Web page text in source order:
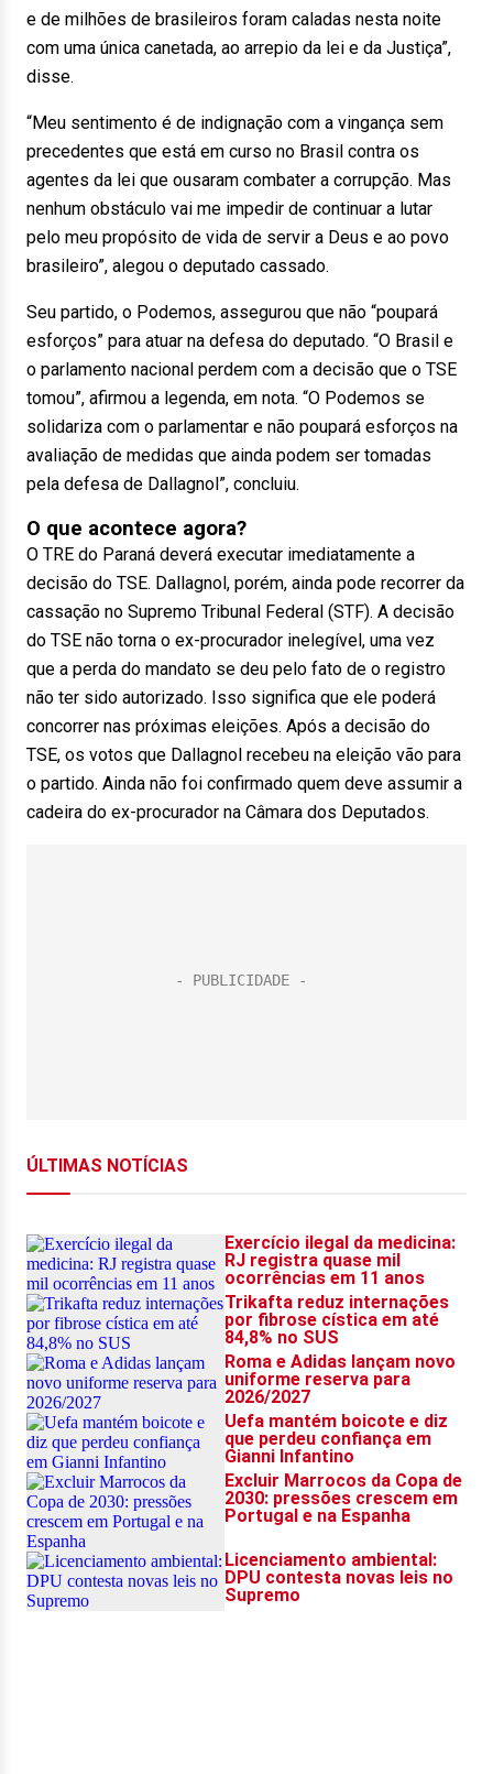
e de milhões de brasileiros foram caladas nesta noite
com uma única canetada, ao arrepio da lei e da Justiça”,
disse.
“Meu sentimento é de indignação com a vingança sem
precedentes que está em curso no Brasil contra os
agentes da lei que ousaram combater a corrupção. Mas
nenhum obstáculo vai me impedir de continuar a lutar
pelo meu propósito de vida de servir a Deus e ao povo
brasileiro”, alegou o deputado cassado.
Seu partido, o Podemos, assegurou que não “poupará
esforços” para atuar na defesa do deputado. “O Brasil e
o parlamento nacional perdem com a decisão que o TSE
tomou”, afirmou a legenda, em nota. “O Podemos se
solidariza com o parlamentar e não poupará esforços na
avaliação de medidas que ainda podem ser tomadas
pela defesa de Dallagnol”, concluiu.
O que acontece agora?
O TRE do Paraná deverá executar imediatamente a
decisão do TSE. Dallagnol, porém, ainda pode recorrer da
cassação no Supremo Tribunal Federal (STF). A decisão
do TSE não torna o ex-procurador inelegível, uma vez
que a perda do mandato se deu pelo fato de o registro
não ter sido autorizado. Isso significa que ele poderá
concorrer nas próximas eleições. Após a decisão do
TSE, os votos que Dallagnol recebeu na eleição vão para
o partido. Ainda não foi confirmado quem deve assumir a
cadeira do ex-procurador na Câmara dos Deputados.